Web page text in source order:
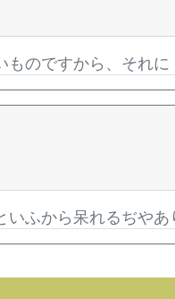
ものですから、それに
いふから呆れるぢやあ